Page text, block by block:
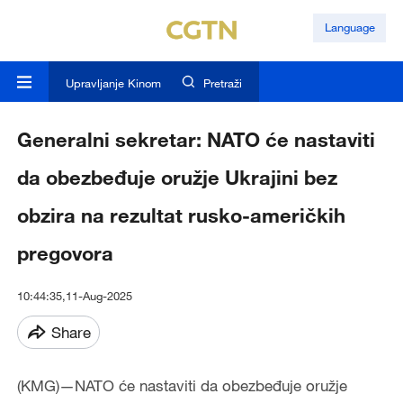
Language
Upravljanje Kinom Pretraži
Generalni sekretar: NATO će nastaviti
da obezbeđuje oružje Ukrajini bez
obzira na rezultat rusko-američkih
pregovora
10:44:35,11-Aug-2025
Share
(KMG)—NATO će nastaviti da obezbeđuje oružje